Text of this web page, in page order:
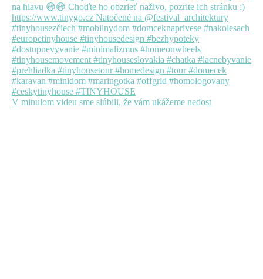
V minulom videu sme slúbili, že vám ukážeme nedost